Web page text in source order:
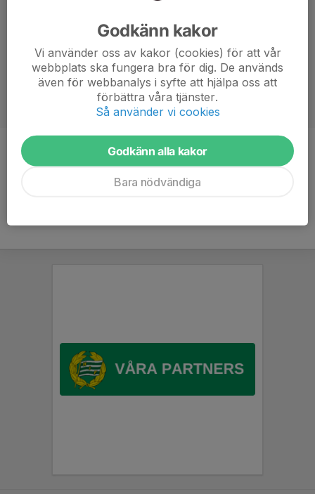
Ålder 47 år
Godkänn kakor
Vi använder oss av kakor (cookies) för att vår
webbplats ska fungera bra för dig. De används
även för webbanalys i syfte att hjälpa oss att
förbättra våra tjänster.
Så använder vi cookies
Godkänn alla kakor
Bara nödvändiga